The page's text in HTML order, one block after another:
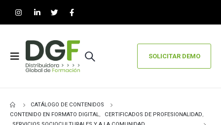
SOLICITAR DEMO
CATÁLOGO DE CONTENIDOS
CONTENIDO EN FORMATO DIGITAL, CERTIFICADOS DE PROFESIONALIDAD,